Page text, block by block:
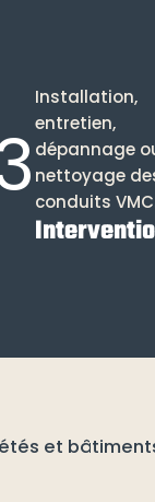
Installation,
entretien,
dépannage
nettoyage
conduits
et